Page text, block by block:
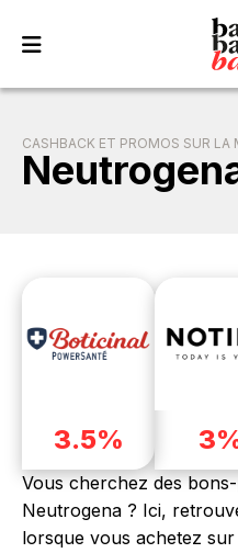
CASHBACK ET PROMOS SUR LA
3.5%
Vous cherchez des
Neutrogena ? Ici,
lorsque vous achetez sur